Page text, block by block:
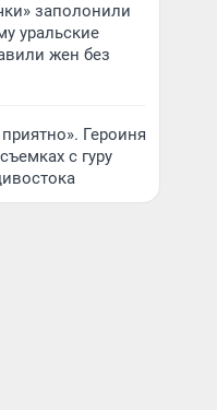
заполонили
уральские
жен без
Героиня
с гуру